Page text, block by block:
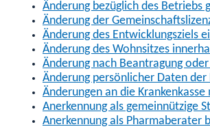
Änderung bezüglich des
Änderung der
Änderung des Entwicklungsziels
Änderung des Wohnsitzes
Änderung nach Beantragung
Änderung persönlicher Daten
Änderungen an die Krankenkasse
Anerkennung als gemeinnützige
Anerkennung als Pharmaberater